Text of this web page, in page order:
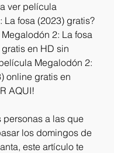
ver película
La fosa (2023) gratis?
2: La fosa
en HD sin
Megalodón 2:
online gratis en
AQUI!
personas a las que
los domingos de
este artículo te